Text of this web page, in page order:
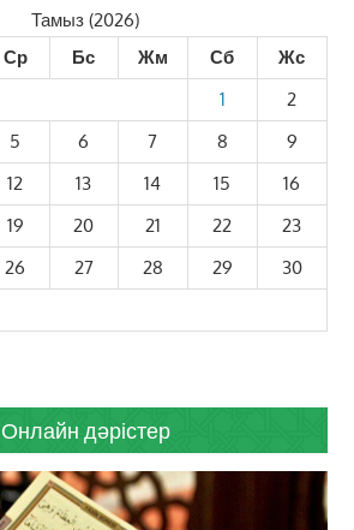
Тамыз (2026)
Ср Бс Жм Сб
Жс
1
2
5 6 7 8
9
12 13 14 15
16
19 20 21 22
23
26 27 28 29
30
Онлайн дәрістер